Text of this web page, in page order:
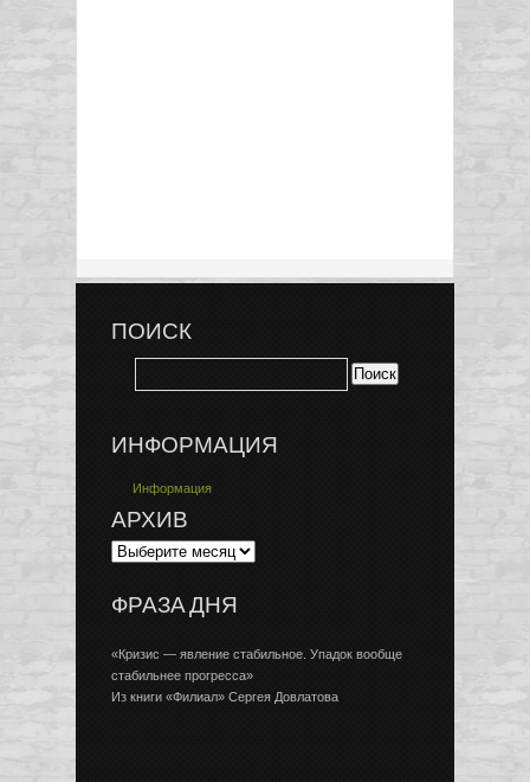
ПОИСК
ИНФОРМАЦИЯ
Информация
АРХИВ
ФРАЗА ДНЯ
«Кризис — явление стабильное. Упадок вообще
стабильнее прогресса»
Из книги «Филиал» Сергея Довлатова